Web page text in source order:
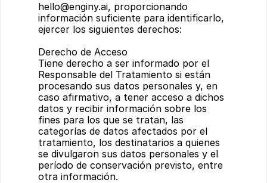
hello@enginy.ai, proporcionando
información suficiente para identificarlo,
ejercer los siguientes derechos:
Derecho de Acceso
Tiene derecho a ser informado por el
Responsable del Tratamiento si están
procesando sus datos personales y, en
caso afirmativo, a tener acceso a dichos
datos y recibir información sobre los
fines para los que se tratan, las
categorías de datos afectados por el
tratamiento, los destinatarios a quienes
se divulgaron sus datos personales y el
período de conservación previsto, entre
otra información.